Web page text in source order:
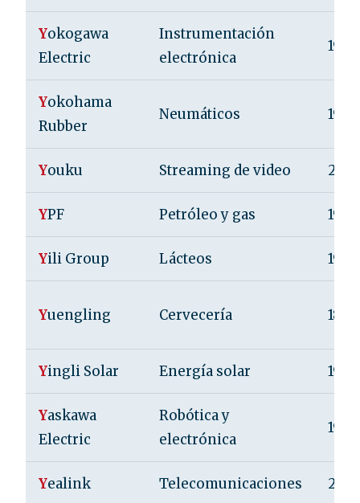
Yokogawa
Electric
Instrumentación
electrónica
1915
Yokohama
Rubber
Neumáticos 1917
Youku Streaming de video
YPF Petróleo y gas 1922
Yili Group Lácteos 1993
Yuengling Cervecería 1829
Yingli Solar Energía solar 1998
Yaskawa
Electric
Robótica y
electrónica
1915
Yealink Telecomunicaciones 2001